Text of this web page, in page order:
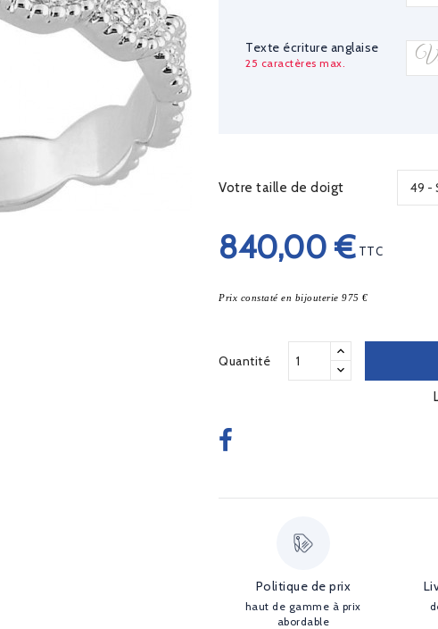
Texte écriture anglaise
25 caractères max.
Votre taille de doigt
840,00 € TTC
Prix constaté en bijouterie 975 €
Quantité
Politique de prix
haut de gamme à prix
abordable